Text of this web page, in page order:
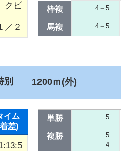
クビ
／２
枠複 4－5
馬複 4－5
別 1200ｍ(外)
イム
差)
単勝 5
複勝
5
4